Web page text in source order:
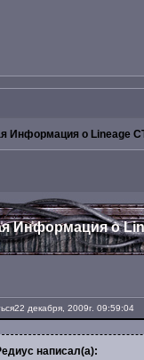
Информация о Lineage
Информация о
22 декабря, 2009г. 09:59:04
написал(а):